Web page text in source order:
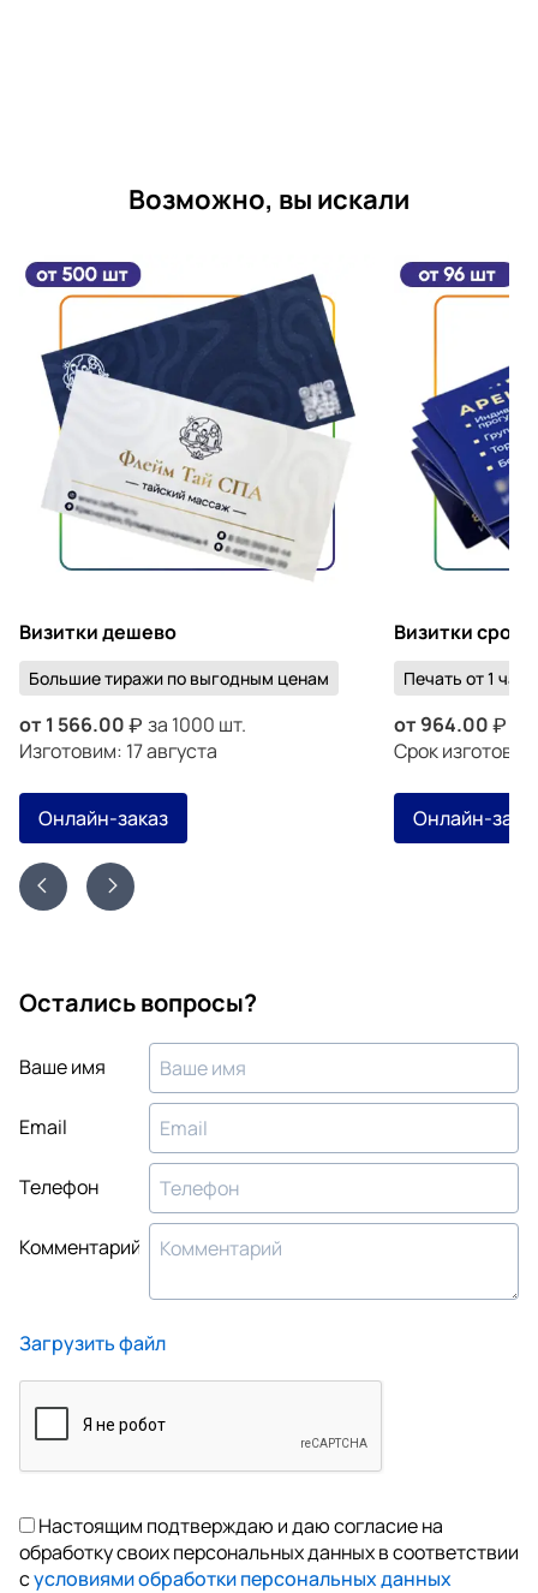
Возможно, вы искали
Визитки дешево
Большие тиражи по выгодным ценам
от 1 566.00
за 1000 шт.
Изготовим: 17 августа
Онлайн-заказ
Визитки
Печать от 1 часа
от964.00
Срок
Онлайн-
Остались вопросы?
Ваше имя
Email
Телефон
Комментарий
Загрузить файл
Настоящим подтверждаю и даю согласие на
обработку своих персональных данных в соответствии
сусловиями обработки персональных данных